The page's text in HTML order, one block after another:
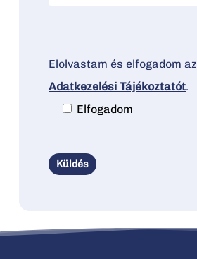
Elolvastam és elfogadom az
Adatkezelési Tájékoztatót.
Elfogadom